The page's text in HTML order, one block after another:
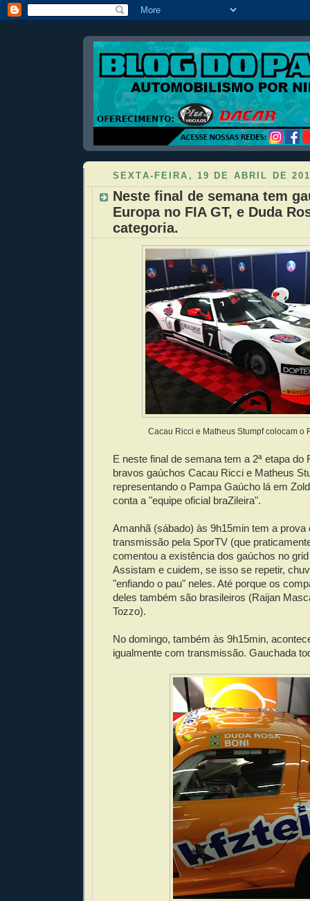
SEXTA-FEIRA, 19 DE ABRIL DE
Neste final de semana tem
Europa no FIA GT, e Duda
categoria.
Cacau Ricci e Matheus Stumpf colocam o
E neste final de semana tem a 2ª etapa do
bravos gaúchos Cacau Ricci e Matheus
representando o Pampa Gaúcho lá em
conta a "equipe oficial braZileira".
Amanhã (sábado) às 9h15min tem a
transmissão pela SporTV (que
comentou a existência dos gaúchos no
Assistam e cuidem, se isso se repetir,
"enfiando o pau" neles. Até porque os
deles também são brasileiros (Raijan
Tozzo).
No domingo, também às 9h15min,
igualmente com transmissão. Gauchada